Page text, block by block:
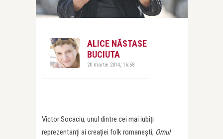
ALICE NĂSTASE
BUCIUTA
20 martie 2014, 16:58
Victor Socaciu, unul dintre cei mai iubiți
reprezentanți ai creației folk romanești, Omul